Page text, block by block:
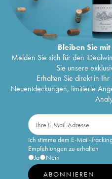
Bleiben Sie
Melden Sie sich für den
Sie unsere
Erhalten Sie direkt in
Neuentdeckungen, limitierte
Ich stimme dem E-Mail-
Empfehlungen zu erhalten
Ja
Nein
ABONNIEREN